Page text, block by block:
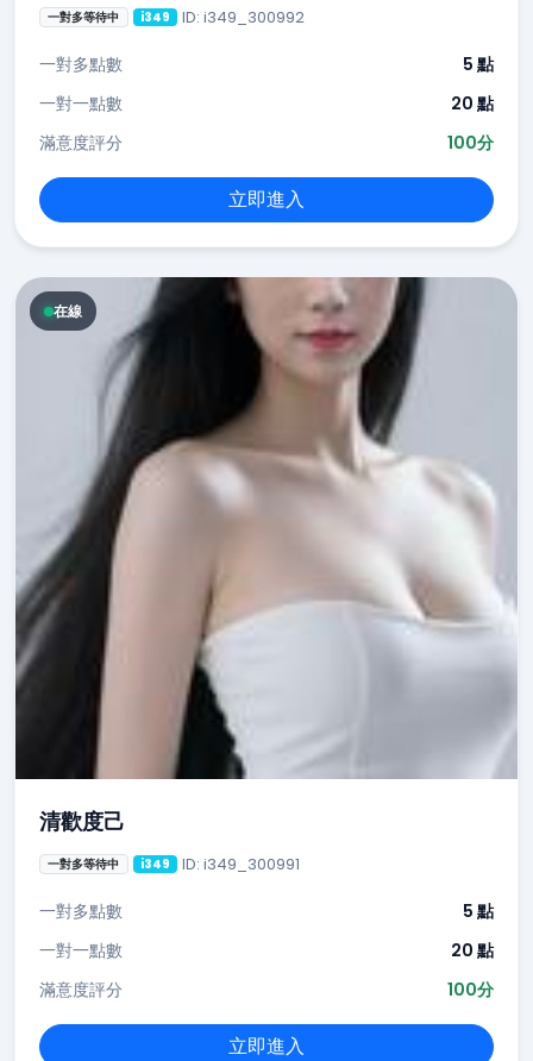
一對多等待中 i349 ID: i349_300992
一對多點數
5 點
一對一點數
20 點
滿意度評分
100分
立即進入
在線
清歡度己
一對多等待中 i349 ID: i349_300991
一對多點數
5 點
一對一點數
20 點
滿意度評分
100分
立即進入